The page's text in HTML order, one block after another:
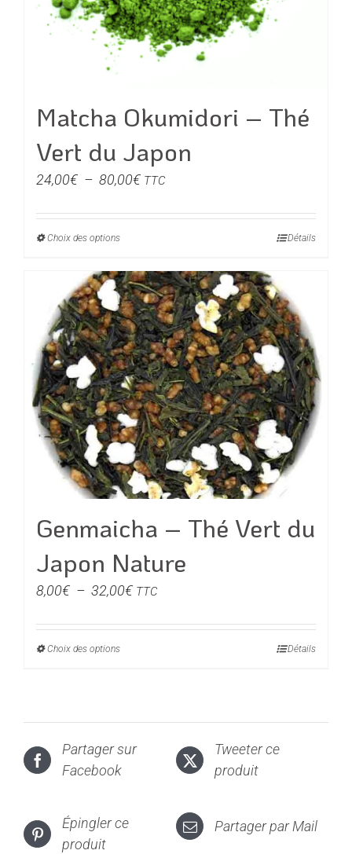
Matcha Okumidori – Thé
Vert du Japon
24,00€ – 80,00€Plage
prix :
80,00€
TTC
Choix des optionsCe
a
plusieurs
variations.
Les
options
peuvent
être
choisies
sur
la
page
du
produit
Détails
Genmaicha – Thé Vert du
Japon Nature
8,00€ – 32,00€Plage
prix :
TTC
Choix des optionsCe
Les
options
être
Détails
Partager sur
Facebook
Tweeter ce
produit
Épingler ce
produit
Partager par Mail